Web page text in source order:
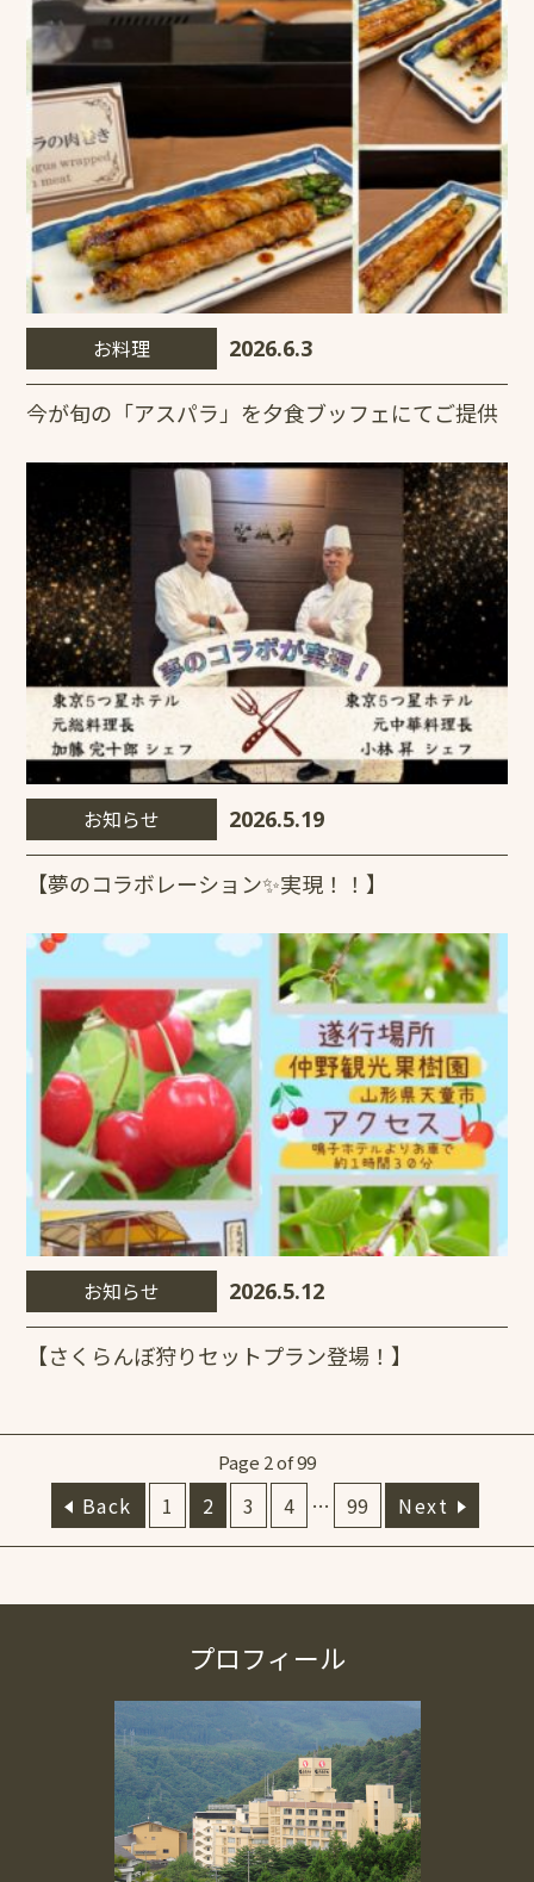
お料理 2026.6.3
今が旬の「アスパラ」を夕食ブッフェにてご提供
お知らせ 2026.5.19
【夢のコラボレーション✨実現！！】
お知らせ 2026.5.12
【さくらんぼ狩りセットプラン登場！】
Page 2 of 99
Back 1 2 3 4 … 99 Next
プロフィール